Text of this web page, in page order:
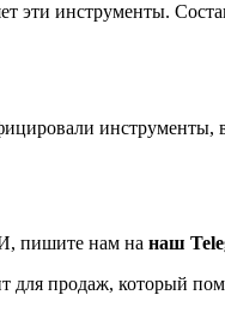
эти инструменты.
инструменты,
пишите нам на наш
для продаж, который